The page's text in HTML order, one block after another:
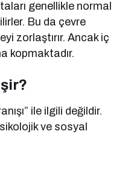
genellikle normal
Bu da çevre
zorlaştırır. Ancak iç
kopmaktadır.
ile ilgili değildir.
ve sosyal